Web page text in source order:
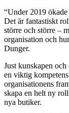
“Under 2019
Det är fantastiskt
större och större –
organisation och
Dunger.
Just kunskapen
en viktig
organisationens
skapa en helt ny
nya butiker.